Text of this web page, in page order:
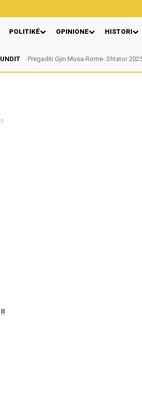
POLITIKË OPINIONE HISTORI
Pregaditi Gjin Musa-Rome- Shtator 2025
Nga: Ndue Dedaj